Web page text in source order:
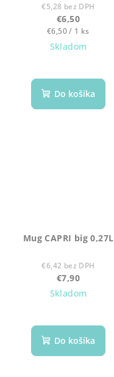
€5,28 bez DPH
€6,50
Jednotková
cena:
€6,50 / 1 ks
Skladom
Do košíka
Mug CAPRI big 0,27L
€6,42 bez DPH
€7,90
Skladom
Do košíka